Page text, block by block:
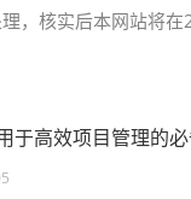
，核实后本网站将
于高效项目管理的